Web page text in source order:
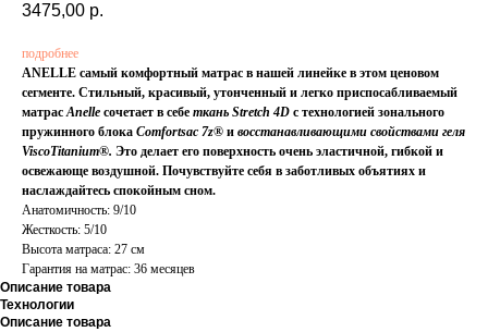
3475,00 р.
подробнее
ANELLE самый комфортный матрас в нашей линейке в этом ценовом
сегменте. Стильный, красивый, утонченный и легко приспосабливаемый
матрасAnelle сочетает в себе ткань Stretch 4D с технологией зонального
пружинного блока Comfortsac 7z® и восстанавливающими свойствами геля
ViscoTitanium®. Это делает его поверхность очень эластичной, гибкой и
освежающе воздушной. Почувствуйте себя в заботливых объятиях и
наслаждайтесь спокойным сном.
Анатомичность: 9/10
Жесткость: 5/10
Высота матраса: 27 см
Гарантия на матрас: 36 месяцев
Описание товара
Технологии
Описание товара